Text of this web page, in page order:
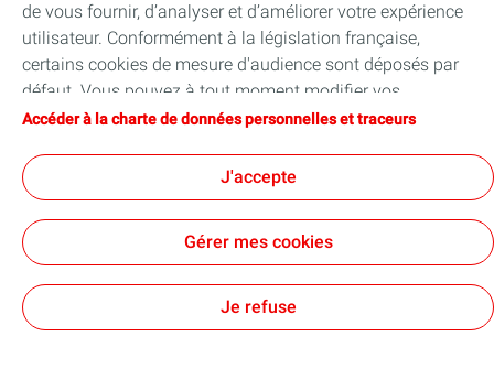
Nos solutions
A propos
Besoin d'aide ?
Conditions Générales d'Utilisation
Cookies et Confidentialité
de vous fournir, d’analyser et d’améliorer votre expérience
utilisateur. Conformément à la législation française,
certains cookies de mesure d'audience sont déposés par
défaut. Vous pouvez à tout moment modifier vos
paramètres de cookies en cliquant sur le bouton « Gérer
vous acceptez le dépôt de l’ensemble des cookies. Dans le
cas où vous cliquez sur « Je refuse », seuls les cookies
techniques nécessaires au bon fonctionnement du site
seront utilisés. Pour plus d’informations, vous pouvez
traceurs ».
Accéder à la charte de données personnelles et traceurs
J'accepte
Gérer mes cookies
Je refuse